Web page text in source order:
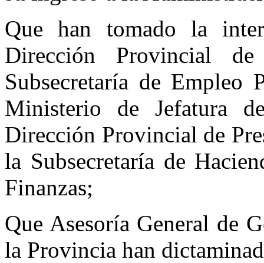
Que han tomado la
Dirección Provincial
Subsecretaría de
Ministerio de Jefatura
Dirección Provincial de
la Subsecretaría de
Finanzas;
Que Asesoría General de
la Provincia han